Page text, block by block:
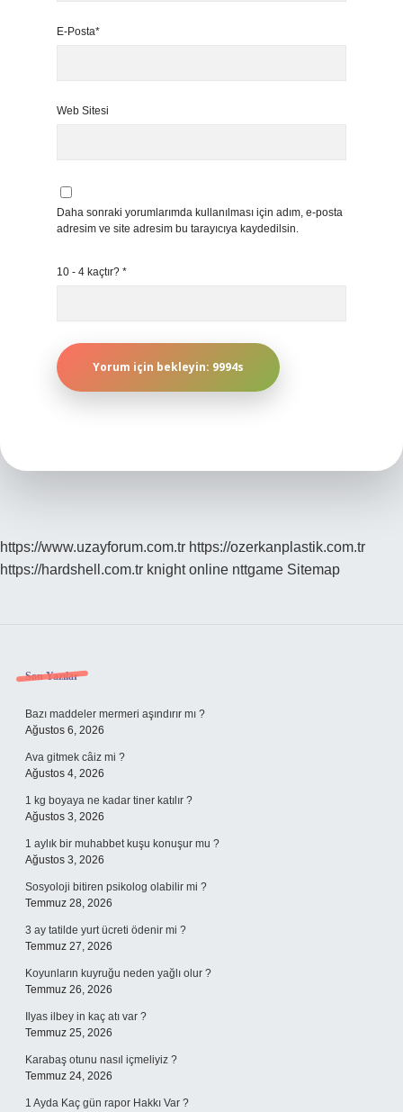
E-Posta*
Web Sitesi
Daha sonraki yorumlarımda kullanılması için adım, e-posta
adresim ve site adresim bu tarayıcıya kaydedilsin.
10 - 4 kaçtır? *
https://www.uzayforum.com.tr https://ozerkanplastik.com.tr
https://hardshell.com.tr knight online nttgame Sitemap
Sidebar
Son Yazılar
Bazı maddeler mermeri aşındırır mı ?
Ağustos 6, 2026
Ava gitmek câiz mi ?
Ağustos 4, 2026
1 kg boyaya ne kadar tiner katılır ?
Ağustos 3, 2026
1 aylık bir muhabbet kuşu konuşur mu ?
Ağustos 3, 2026
Sosyoloji bitiren psikolog olabilir mi ?
Temmuz 28, 2026
3 ay tatilde yurt ücreti ödenir mi ?
Temmuz 27, 2026
Koyunların kuyruğu neden yağlı olur ?
Temmuz 26, 2026
Ilyas ilbey in kaç atı var ?
Temmuz 25, 2026
Karabaş otunu nasıl içmeliyiz ?
Temmuz 24, 2026
1 Ayda Kaç gün rapor Hakkı Var ?